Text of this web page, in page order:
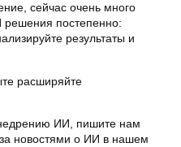
сейчас очень много
постепенно:
результаты и
расширяйте
ИИ, пишите нам
за новостями о ИИ в нашем